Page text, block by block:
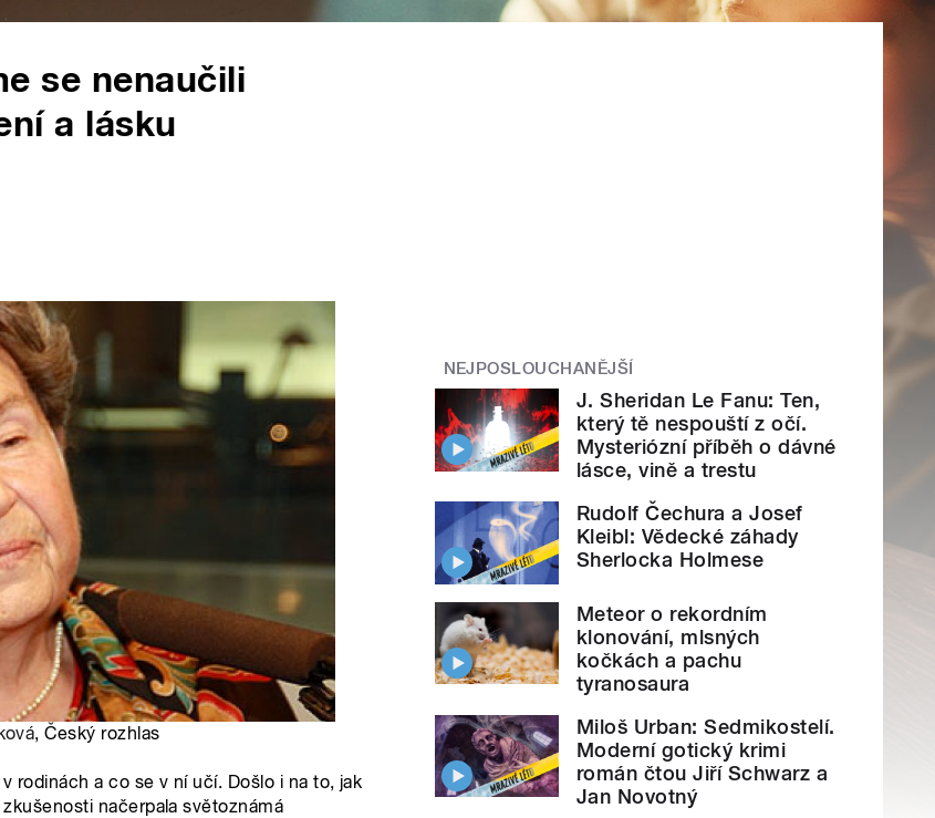
se nenaučili
a lásku
, Český rozhlas
rodinách a co se v ní učí. Došlo i na to, jak
načerpala světoznámá
NEJPOSLOUCHANĚJŠÍ
J. Sheridan Le Fanu: Ten,
který tě nespouští z očí.
Mysteriózní příběh o dávné
lásce, vině a trestu
Rudolf Čechura a Josef
Kleibl: Vědecké záhady
Sherlocka Holmese
Meteor o rekordním
klonování, mlsných
kočkách a pachu
tyranosaura
Miloš Urban: Sedmikostelí.
Moderní gotický krimi
román čtou Jiří Schwarz a
Jan Novotný